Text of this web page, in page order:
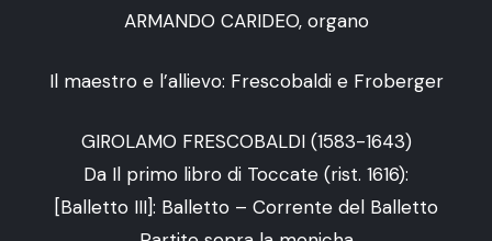
ARMANDO CARIDEO, organo
Il maestro e l’allievo: Frescobaldi e Froberger
GIROLAMO FRESCOBALDI (1583-1643)
Da Il primo libro di Toccate (rist. 1616):
[Balletto III]: Balletto – Corrente del Balletto